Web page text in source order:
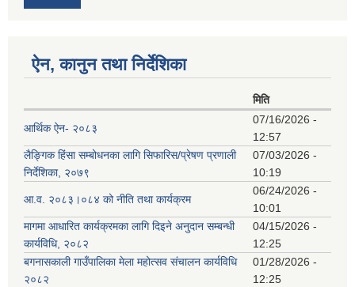
ऐन, कानुन तथा निर्देशिका
मिति
आर्थिक ऐन- २०८३
07/16/2026 -
12:57
लैङ्गिक हिंसा सम्बोधनका लागि सिफारिस/प्रेषण प्रणाली
निर्देशिका, २०७९
07/03/2026 -
10:19
आ.व. २०८३।०८४ को नीति तथा कार्यक्रम
06/24/2026 -
10:01
मागमा आधारित कार्यक्रमका लागि दिइने अनुदान सम्बन्धी
कार्यविधि, २०८२
04/15/2026 -
12:25
बगनासकाली गाउँपालिका मेला महोत्सव संचालन कार्यविधि
२०८२
01/28/2026 -
12:25